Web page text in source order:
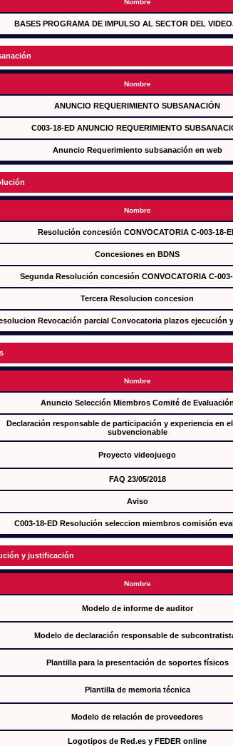
Nombre
BASES PROGRAMA DE IMPULSO AL SECTOR DEL
Nombre
ANUNCIO REQUERIMIENTO SUBSANACIÓN
C003-18-ED ANUNCIO REQUERIMIENTO
Anuncio Requerimiento subsanación en web
Nombre
Resolución concesión CONVOCATORIA C-003-18-
Concesiones en BDNS
Segunda Resolución concesión CONVOCATORIA C-
Tercera Resolucion concesion
Revocación parcial Convocatoria plazos ejecución
Nombre
Anuncio Selección Miembros Comité de Evaluación
Declaración responsable de participación y experiencia en
subvencionable
Proyecto videojuego
FAQ 23/05/2018
Aviso
C003-18-ED Resolución seleccion miembros comisión
y justificación
Nombre
Modelo de informe de auditor
Modelo de declaración responsable de
Plantilla para la presentación de soportes físicos
Plantilla de memoria técnica
Modelo de relación de proveedores
Logotipos de Red.es y FEDER online